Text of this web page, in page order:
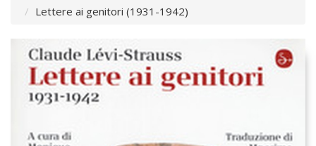
Lettere ai genitori (1931-1942)